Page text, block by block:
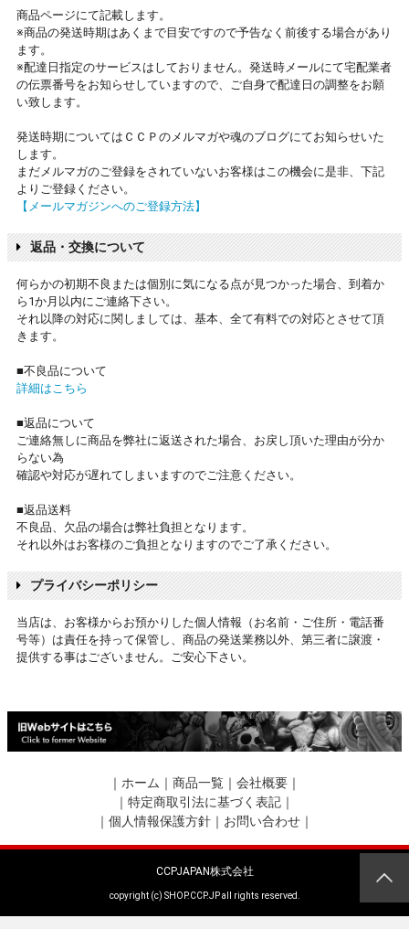
商品ページにて記載します。
※商品の発送時期はあくまで目安ですので予告なく前後する場合があり
ます。
※配達日指定のサービスはしておりません。発送時メールにて宅配業者
の伝票番号をお知らせしていますので、ご自身で配達日の調整をお願
い致します。
発送時期についてはＣＣＰのメルマガや魂のブログにてお知らせいた
します。
まだメルマガのご登録をされていないお客様はこの機会に是非、下記
よりご登録ください。
【メールマガジンへのご登録方法】
返品・交換について
何らかの初期不良または個別に気になる点が見つかった場合、到着か
ら1か月以内にご連絡下さい。
それ以降の対応に関しましては、基本、全て有料での対応とさせて頂
きます。
■不良品について
詳細はこちら
■返品について
ご連絡無しに商品を弊社に返送された場合、お戻し頂いた理由が分か
らない為
確認や対応が遅れてしまいますのでご注意ください。
■返品送料
不良品、欠品の場合は弊社負担となります。
それ以外はお客様のご負担となりますのでご了承ください。
プライバシーポリシー
当店は、お客様からお預かりした個人情報（お名前・ご住所・電話番
号等）は責任を持って保管し、商品の発送業務以外、第三者に譲渡・
提供する事はございません。ご安心下さい。
｜ ホーム ｜ 商品一覧 ｜ 会社概要 ｜
｜ 特定商取引法に基づく表記 ｜
｜ 個人情報保護方針 ｜ お問い合わせ ｜
CCPJAPAN株式会社
copyright (c) SHOP.CCP.JP all rights reserved.